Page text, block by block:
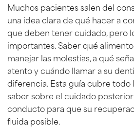
Muchos pacientes salen del
una idea clara de qué hacer a
que deben tener cuidado, pero
importantes. Saber qué
manejar las molestias, a qué
atento y cuándo llamar a su
diferencia. Esta guía cubre todo
saber sobre el cuidado
conducto para que su
fluida posible.